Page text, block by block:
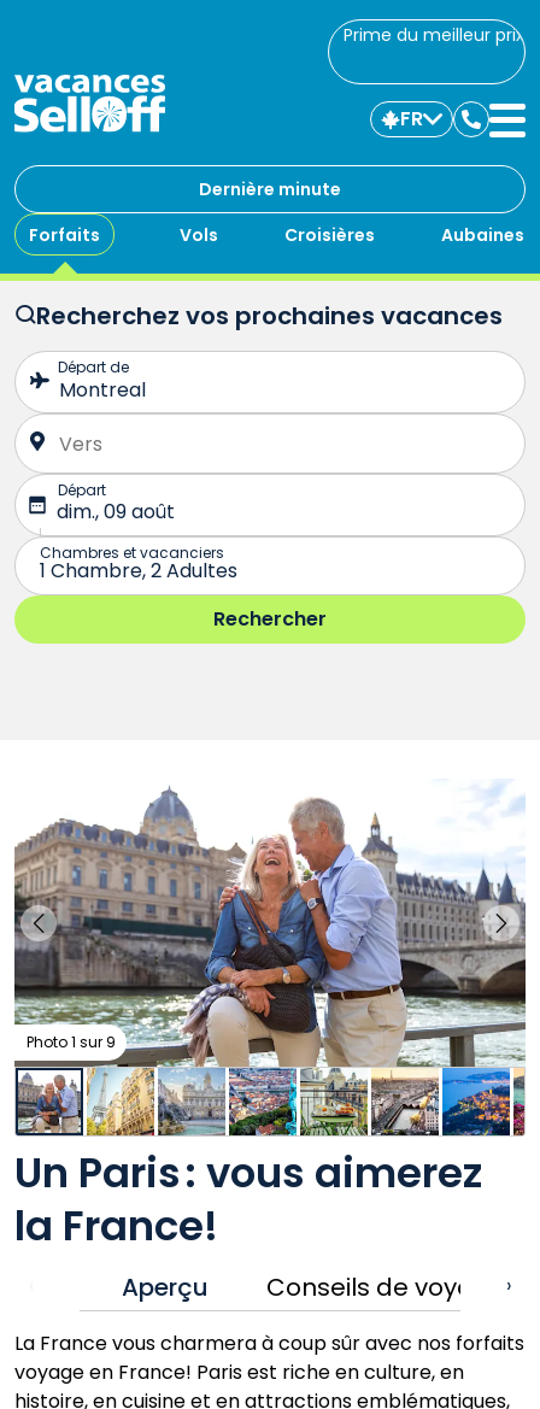
Prime du meilleur prix
Dernière minute
Forfaits
Vols Croisières Aubaines
FR
avec
Recherchez vos prochaines vacances
Un Paris : vous aimerez
la France!
Aperçu Conseils de voyage ›
La France vous charmera à coup sûr avec nos forfaits
voyage en France! Paris est riche en culture, en
histoire, en cuisine et en attractions emblématiques,
Photo 1 sur 9